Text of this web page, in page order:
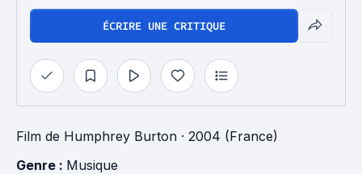
ÉCRIRE UNE CRITIQUE
Film de Humphrey Burton · 2004 (France)
Genre : Musique